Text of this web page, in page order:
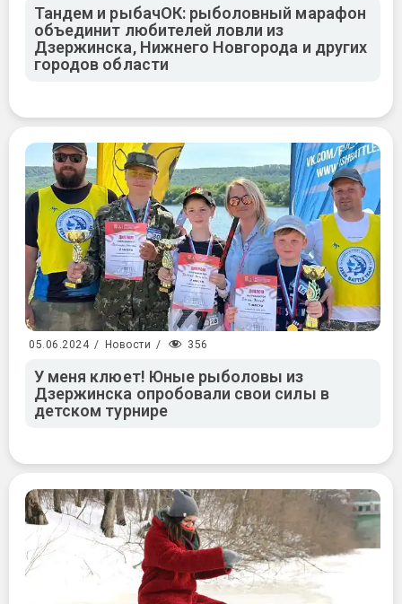
Тандем и рыбачОК: рыболовный марафон
объединит любителей ловли из
Дзержинска, Нижнего Новгорода и других
городов области
05.06.2024 / Новости / 356
У меня клюет! Юные рыболовы из
Дзержинска опробовали свои силы в
детском турнире